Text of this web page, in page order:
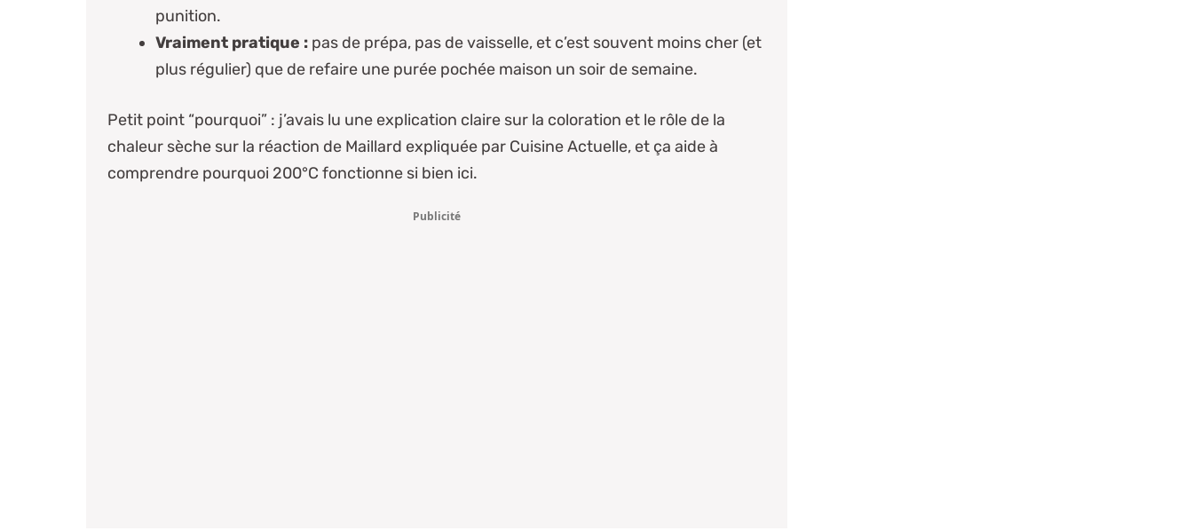
punition.
Vraiment pratique : pas de prépa, pas de vaisselle, et c’est souvent moins cher (et
plus régulier) que de refaire une purée pochée maison un soir de semaine.
Petit point “pourquoi” : j’avais lu une explication claire sur la coloration et le rôle de la
chaleur sèche sur la réaction de Maillard expliquée par Cuisine Actuelle, et ça aide à
comprendre pourquoi 200°C fonctionne si bien ici.
Publicité